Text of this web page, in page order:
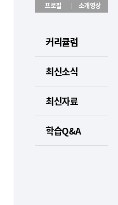
프로필 소개영상
커리큘럼
최신소식
최신자료
학습Q&A